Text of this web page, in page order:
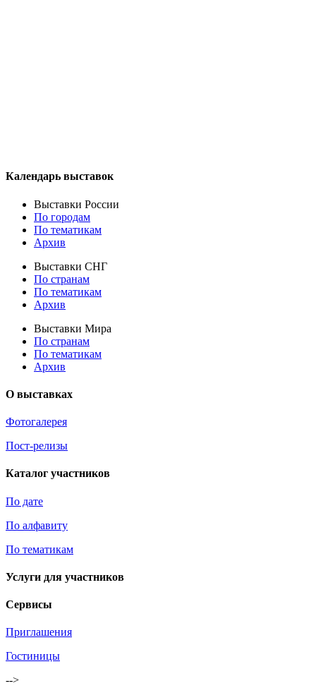
Календарь выставок
Выставки России
По городам
По тематикам
Архив
Выставки СНГ
По странам
По тематикам
Архив
Выставки Мира
По странам
По тематикам
Архив
О выставках
Фотогалерея
Пост-релизы
Каталог участников
По дате
По алфавиту
По тематикам
Услуги для участников
Сервисы
Приглашения
Гостиницы
-->